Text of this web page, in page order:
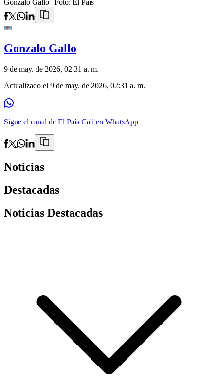
Gonzalo Gallo | Foto: El País
Gonzalo Gallo
9 de may. de 2026, 02:31 a. m.
Actualizado el 9 de may. de 2026, 02:31 a. m.
Sigue el canal de El País Cali en WhatsApp
Noticias
Destacadas
Noticias Destacadas